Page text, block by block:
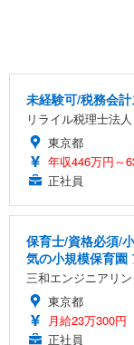
未経験可/税務会
リライル税理士法人
東京都
年収446万円～
正社員
保育士/資格必須/
気の小規模保育園
三和エンジニアリ
東京都
月給23万300円
正社員